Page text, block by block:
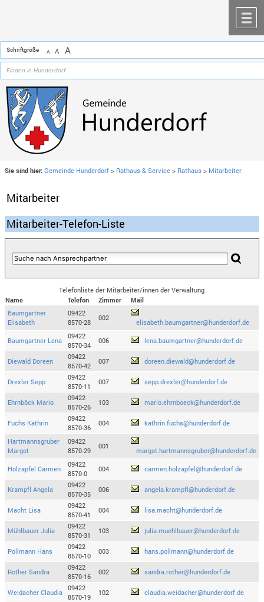
Schriftgröße A A A
Sie sind hier: Gemeinde Hunderdorf > Rathaus & Service > Rathaus > Mitarbeiter
Mitarbeiter
Mitarbeiter-Telefon-Liste
Telefonliste der Mitarbeiter/innen der Verwaltung
Name
Telefon Zimmer
Mail
Baumgartner
Elisabeth
09422
8570-28
002
elisabeth.baumgartner@hunderdorf.de
Baumgartner Lena
09422
8570-34
006 lena.baumgartner@hunderdorf.de
Diewald Doreen
09422
8570-42
007 doreen.diewald@hunderdorf.de
Drexler Sepp
09422
8570-11
007 sepp.drexler@hunderdorf.de
Ehrnböck Mario
09422
8570-26
103 mario.ehrnboeck@hunderdorf.de
Fuchs Kathrin
09422
8570-36
004 kathrin.fuchs@hunderdorf.de
Hartmannsgruber
Margot
09422
8570-29
001
margot.hartmannsgruber@hunderdorf.de
Holzapfel Carmen
09422
8570-0
004 carmen.holzapfel@hunderdorf.de
Krampfl Angela
09422
8570-35
006 angela.krampfl@hunderdorf.de
Macht Lisa
09422
8570-41
004 lisa.macht@hunderdorf.de
Mühlbauer Julia
09422
8570-31
103 julia.muehlbauer@hunderdorf.de
Pollmann Hans
09422
8570-10
003 hans.pollmann@hunderdorf.de
Rother Sandra
09422
8570-16
002 sandra.rother@hunderdorf.de
Weidacher Claudia
09422
8570-19
102 claudia.weidacher@hunderdorf.de